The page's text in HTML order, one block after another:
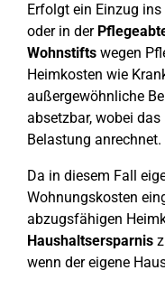
Erfolgt ein Einzug ins
oder in der
Wohnstifts wegen
Heimkosten wie
außergewöhnliche
absetzbar, wobei
Belastung anrechnet.
Da in diesem Fall
Wohnungskosten
abzugsfähigen
Haushaltsersparnis
wenn der eigene